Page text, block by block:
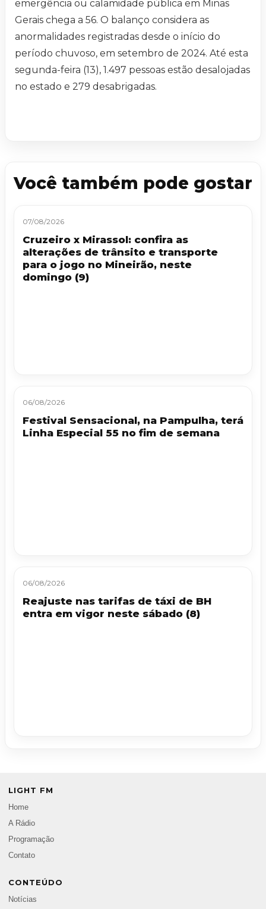
emergência ou calamidade pública em Minas
Gerais chega a 56. O balanço considera as
anormalidades registradas desde o início do
período chuvoso, em setembro de 2024. Até esta
segunda-feira (13), 1.497 pessoas estão desalojadas
no estado e 279 desabrigadas.
Você também pode gostar
07/08/2026
Cruzeiro x Mirassol: confira as
alterações de trânsito e transporte
para o jogo no Mineirão, neste
domingo (9)
06/08/2026
Festival Sensacional, na Pampulha, terá
Linha Especial 55 no fim de semana
06/08/2026
Reajuste nas tarifas de táxi de BH
entra em vigor neste sábado (8)
LIGHT FM
Home
A Rádio
Programação
Contato
CONTEÚDO
Notícias